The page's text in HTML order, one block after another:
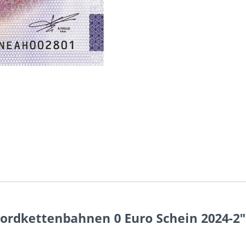
0 Euro Schein 2024-2"